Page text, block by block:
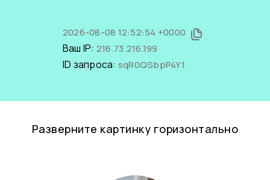
2026-08-08 12:52:54 +0000
Ваш IP: 216.73.216.199
ID запроса: sqR0QSbpP4Y1
Разверните картинку горизонтально